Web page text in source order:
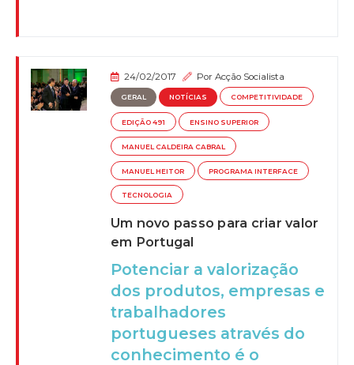
24/02/2017 PorAcção Socialista
GERAL NOTÍCIAS COMPETITIVIDADE
EDIÇÃO 491 ENSINO SUPERIOR
MANUEL CALDEIRA CABRAL
MANUEL HEITOR PROGRAMA INTERFACE
TECNOLOGIA
Um novo passo para criar valor
em Portugal
Potenciar a valorização
dos produtos, empresas e
trabalhadores
portugueses através do
conhecimento é o